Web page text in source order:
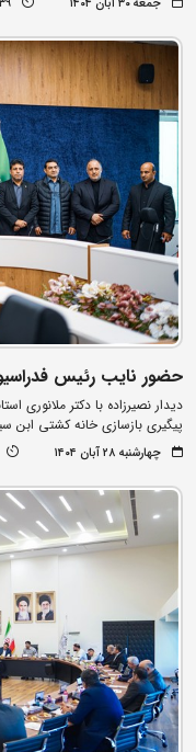
حضور نایب رئیس
دیدار نصیرزاده با دکتر ملانوری
پیگیری بازسازی خانه کشتی
چهارشنبه ۲۸ آبان ۱۴۰۴